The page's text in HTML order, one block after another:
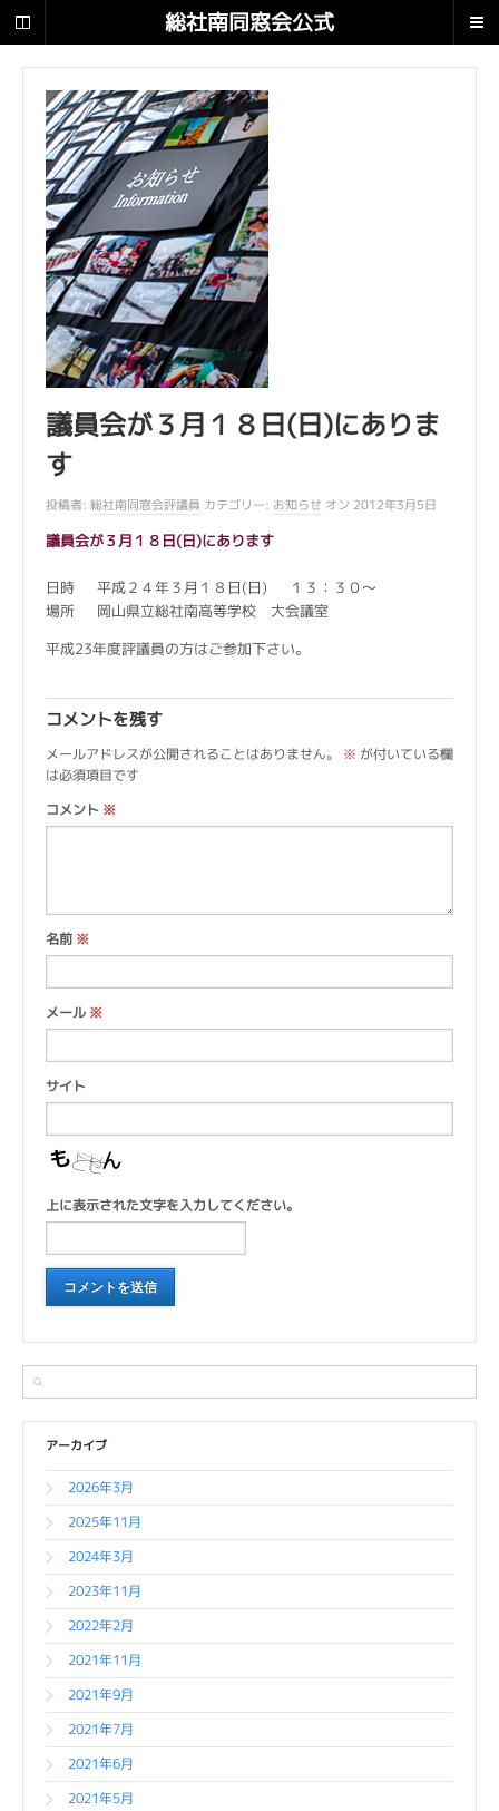
総社南同窓会公式
サイト 南翔
総
社
議員会が３月１８日(日)にありま
す
投稿者: 総社南同窓会評議員 カテゴリー: お知らせ オン 2012年3月5日
議員会が３月１８日(日)にあります
日時 平成２４年３月１８日(日) １３：３０～
場所 岡山県立総社南高等学校 大会議室
平成23年度評議員の方はご参加下さい。
コメントを残す
メールアドレスが公開されることはありません。 ※ が付いている欄
は必須項目です
コメント ※
名前 ※
メール ※
サイト
上に表示された文字を入力してください。
アーカイブ
2026年3月
2025年11月
2024年3月
2023年11月
2022年2月
2021年11月
2021年9月
2021年7月
2021年6月
2021年5月